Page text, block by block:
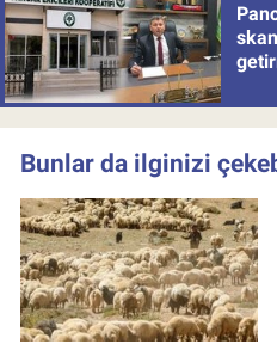
Bunlar da ilginizi